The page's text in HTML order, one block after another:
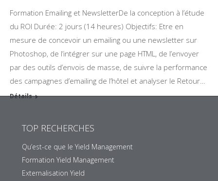
Formation Emailing et NewsletterDe la conception à l’étude
du ROI Durée: 2 jours (14 heures) Objectifs: Etre en
mesure de concevoir un emailing ou une newsletter sur
Photoshop, de l’intégrer sur une page HTML, de l’envoyer
par des outils d’envois de masse, de suivre la performance
des campagnes d’emailing de l’hôtel et analyser le Retour…
Détails
TOP RECHERCHES
Qu’est-ce que le Yield Management
Formation Yield Management
Externalisation Yield